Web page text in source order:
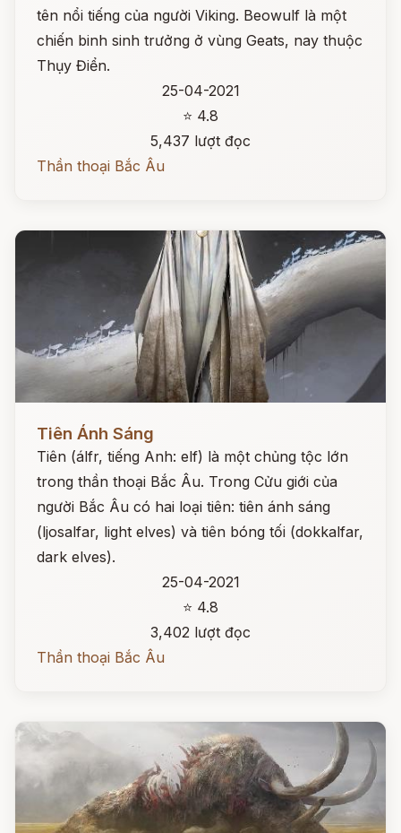
tên nổi tiếng của người Viking. Beowulf là một
chiến binh sinh trưởng ở vùng Geats, nay thuộc
Thụy Điển.
25-04-2021
⭐ 4.8
5,437 lượt đọc
Thần thoại Bắc Âu
Tiên Ánh Sáng
Tiên (álfr, tiếng Anh: elf) là một chủng tộc lớn
trong thần thoại Bắc Âu. Trong Cửu giới của
người Bắc Âu có hai loại tiên: tiên ánh sáng
(ljosalfar, light elves) và tiên bóng tối (dokkalfar,
dark elves).
25-04-2021
⭐ 4.8
3,402 lượt đọc
Thần thoại Bắc Âu